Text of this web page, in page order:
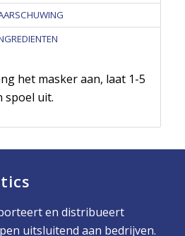
het masker aan, laat 1-5
spoel uit.
en distribueert
uitsluitend aan bedrijven.